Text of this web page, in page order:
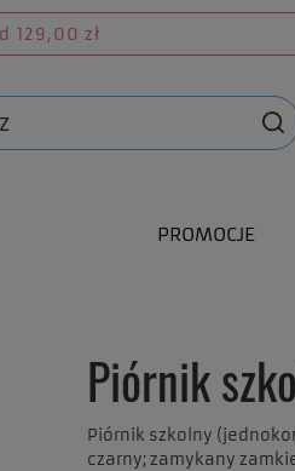
129,00 zł
PROMOCJE
Piórnik
Piórnik szkolny
czarny; zamykany